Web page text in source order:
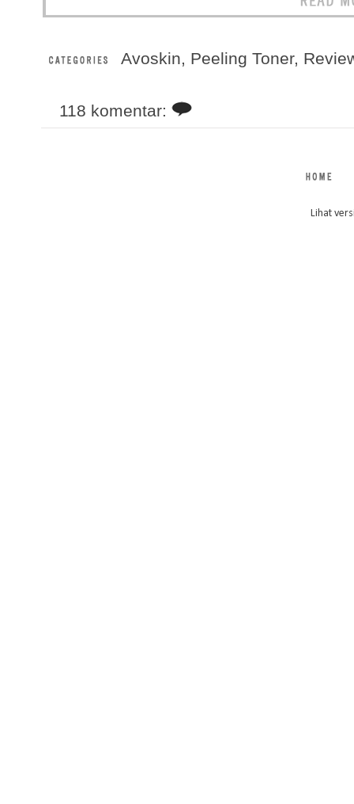
Avoskin, Peeling Toner,
118 komentar:
Lihat